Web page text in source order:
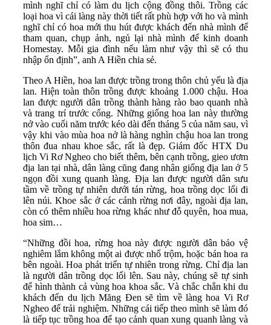
mình nghĩ chỉ có làm du lịch cộng đồng thôi. Trồng các
loại hoa vì cái làng này thời tiết rất phù hợp với ho và mình
nghĩ chỉ có hoa mới thu hút được khách đến nhà mình để
tham quan, chụp ảnh, ngủ lại nhà mình để kinh doanh
Homestay. Mỗi gia đình nếu làm như vậy thì sẽ có thu
nhập ổn định”, anh A Hiền chia sẻ.
Theo A Hiền, hoa lan được trồng trong thôn chủ yếu là địa
lan. Hiện toàn thôn trồng được khoảng 1.000 chậu. Hoa
lan được người dân trồng thành hàng rào bao quanh nhà
và trang trí trước cổng. Những giống hoa lan này thường
nở vào cuối năm trước kéo dài đến tháng 5 của năm sau, vì
vậy khi vào mùa hoa nở là hàng nghìn chậu hoa lan trong
thôn đua nhau khoe sắc, rất là đẹp. Giám đốc HTX Du
lịch Vi Rơ Ngheo cho biết thêm, bên cạnh trồng, gieo ươm
địa lan tại nhà, dân làng cũng đang nhân giống địa lan ở 5
ngọn đồi xung quanh làng. Địa lan được người dân sưu
tầm về trồng tự nhiên dưới tán rừng, hoa trồng dọc lối đi
lên núi. Khoe sắc ở các cánh rừng nơi đây, ngoài địa lan,
còn có thêm nhiều hoa rừng khác như đỗ quyên, hoa mua,
hoa sim…
“Những đồi hoa, rừng hoa này được người dân bảo vệ
nghiêm lắm không một ai được nhổ trộm, hoặc bán hoa ra
bên ngoài. Hoa phát triển tự nhiên trong rừng. Chỉ địa lan
là người dân trồng dọc lối lên. Sau này, chúng sẽ tự sinh
để hình thành cả vùng hoa khoa sắc. Và chắc chắn khi du
khách đến du lịch Măng Đen sẽ tìm về làng hoa Vi Rơ
Ngheo để trải nghiệm. Những cái tiếp theo mình sẽ làm đó
là tiếp tục trồng hoa để tạo cảnh quan xung quanh làng và